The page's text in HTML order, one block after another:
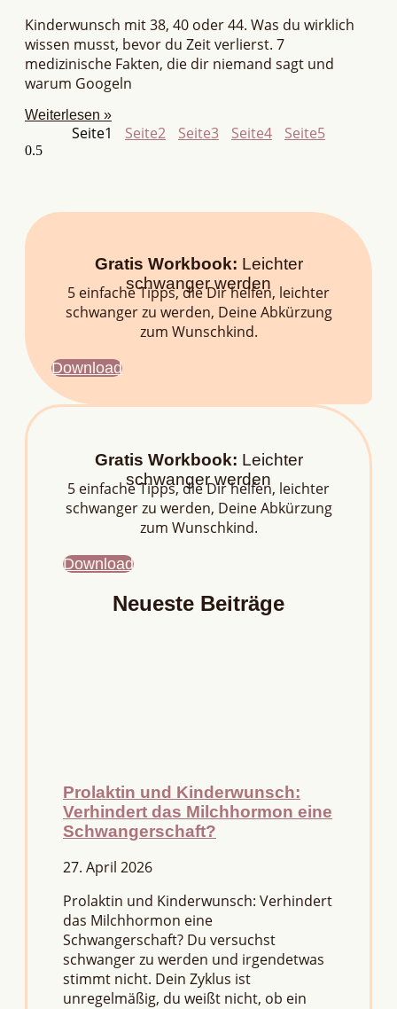
Kinderwunsch mit 38, 40 oder 44. Was du wirklich
wissen musst, bevor du Zeit verlierst. 7
medizinische Fakten, die dir niemand sagt und
warum Googeln
Weiterlesen »
Seite1 Seite2 Seite3 Seite4 Seite5
Gratis Workbook: Leichter
schwanger werden
5 einfache Tipps, die Dir helfen, leichter
schwanger zu werden, Deine Abkürzung
zum Wunschkind.
Download
Gratis Workbook: Leichter
schwanger werden
5 einfache Tipps, die Dir helfen, leichter
schwanger zu werden, Deine Abkürzung
zum Wunschkind.
Download
Neueste Beiträge
Prolaktin und Kinderwunsch:
Verhindert das Milchhormon eine
Schwangerschaft?
27. April 2026
Prolaktin und Kinderwunsch: Verhindert
das Milchhormon eine
Schwangerschaft? Du versuchst
schwanger zu werden und irgendetwas
stimmt nicht. Dein Zyklus ist
unregelmäßig, du weißt nicht, ob ein